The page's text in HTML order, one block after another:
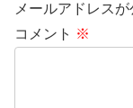
メールアドレス
コメント ※